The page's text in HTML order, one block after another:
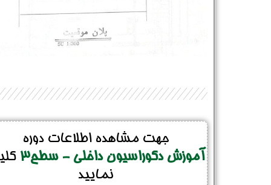
جهت مشاهده اطلاعات دوره
آموزش دکوراسیون داخلی - سطح3
نمایید